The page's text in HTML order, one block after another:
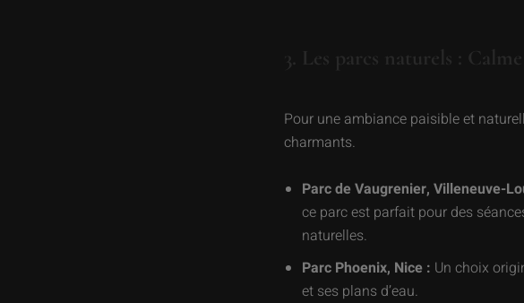
3. Les parcs naturels :
Pour une ambiance paisible et
charmants.
Parc de Vaugrenier, Villeneuve-
ce parc est parfait pour des
naturelles.
Parc Phoenix, Nice : Un choix
et ses plans d’eau.